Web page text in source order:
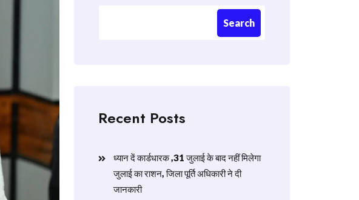
Search
Recent Posts
ध्यान दें कार्डधारक ,31 जुलाई के बाद नहीं मिलेगा
जुलाई का राशन, जिला पूर्ति अधिकारी ने दी
जानकारी